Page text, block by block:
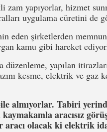
zam yapıyorlar, hizmet
uygulama cüretini de
şirketlerden memnun
kamu gibi hareket
yapılan
kesme, elektrik ve gaz
almıyorlar. Tabiri
aracısız
olacak ki elektrik